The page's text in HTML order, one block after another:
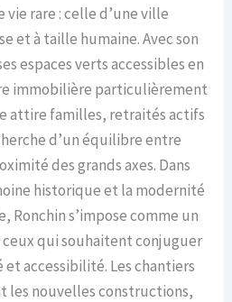
rare : celle d’une ville
et à taille humaine. Avec son
espaces verts accessibles en
immobilière particulièrement
attire familles, retraités actifs
d’un équilibre entre
des grands axes. Dans
historique et la modernité
Ronchin s’impose comme un
qui souhaitent conjuguer
accessibilité. Les chantiers
les nouvelles constructions,